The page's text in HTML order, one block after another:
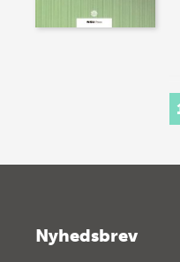
Nyhedsbrev